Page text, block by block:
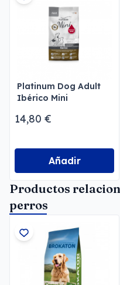
Platinum Dog Adult
Ibérico Mini
14,80 €
Añadir
Productos
perros